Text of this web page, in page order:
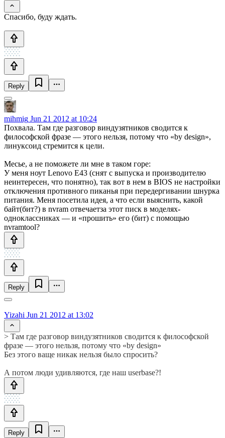
Спасибо, буду ждать.
Reply
mihmig Jun 21 2012 at 10:24
Похвала. Там где разговор виндузятников сводится к
философской фразе — этого нельзя, потому что «by design»,
линуксоид стремится к цели.
Месье, а не поможете ли мне в таком горе:
У меня ноут Lenovo E43 (снят с выпуска и производителю
неинтересен, что понятно), так вот в нем в BIOS не настройки
отключения противного пиканья при передергивании шнурка
питания. Меня посетила идея, а что если выяснить, какой
байт(бит?) в nvram отвечаетза этот писк в моделях-
одноклассниках — и «прошить» его (бит) с помощью
nvramtool?
Reply
Yizahi Jun 21 2012 at 13:02
> Там где разговор виндузятников сводится к философской
фразе — этого нельзя, потому что «by design»
Без этого ваще никак нельзя было спросить?
А потом люди удивляются, где наш userbase?!
Reply